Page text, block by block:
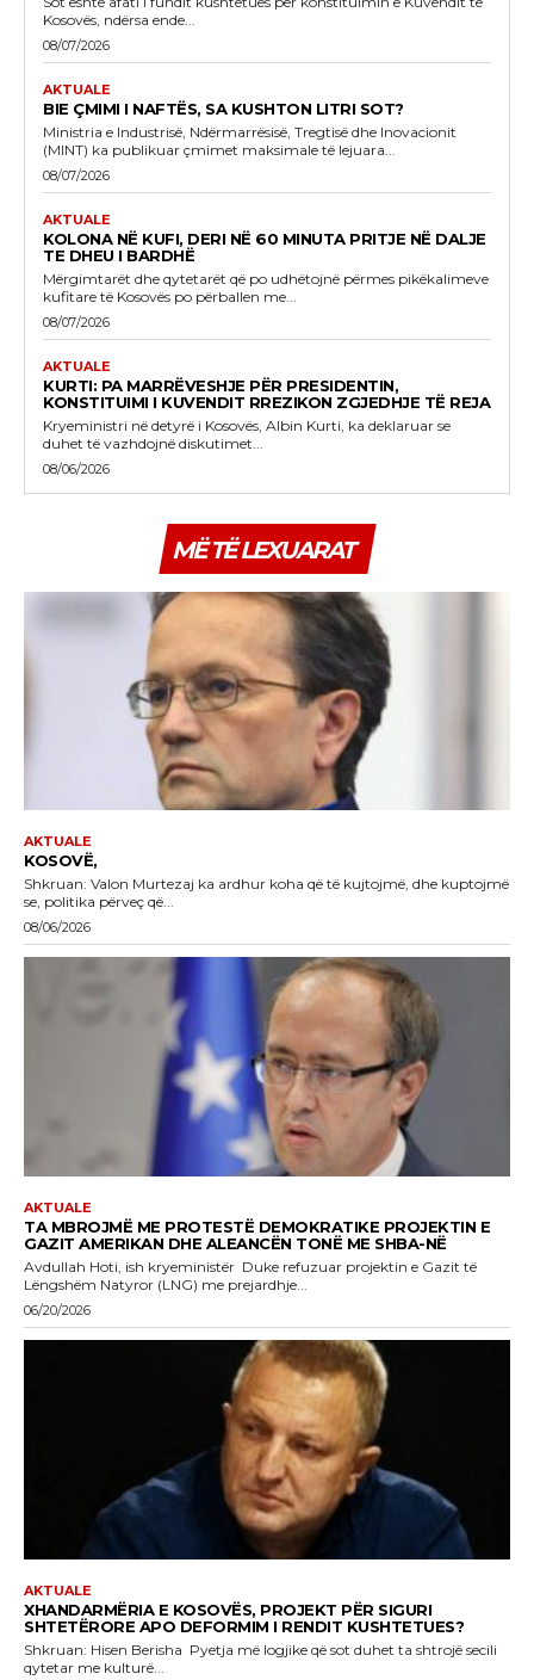
Kosovës, ndërsa ende...
08/07/2026
AKTUALE
BIE ÇMIMI I NAFTËS, SA KUSHTON LITRI SOT?
Ministria e Industrisë, Ndërmarrësisë, Tregtisë dhe Inovacionit
(MINT) ka publikuar çmimet maksimale të lejuara...
08/07/2026
AKTUALE
KOLONA NË KUFI, DERI NË 60 MINUTA PRITJE NË DALJE
TE DHEU I BARDHË
Mërgimtarët dhe qytetarët që po udhëtojnë përmes pikëkalimeve
kufitare të Kosovës po përballen me...
08/07/2026
AKTUALE
KURTI: PA MARRËVESHJE PËR PRESIDENTIN,
KONSTITUIMI I KUVENDIT RREZIKON ZGJEDHJE TË REJA
Kryeministri në detyrë i Kosovës, Albin Kurti, ka deklaruar se
duhet të vazhdojnë diskutimet...
08/06/2026
MË TË LEXUARAT
AKTUALE
KOSOVË,
Shkruan: Valon Murtezaj ka ardhur koha që të kujtojmë, dhe kuptojmë
se, politika përveç që...
08/06/2026
AKTUALE
TA MBROJMË ME PROTESTË DEMOKRATIKE PROJEKTIN E
GAZIT AMERIKAN DHE ALEANCËN TONË ME SHBA-NË
Avdullah Hoti, ish kryeministër Duke refuzuar projektin e Gazit të
Lëngshëm Natyror (LNG) me prejardhje...
06/20/2026
AKTUALE
XHANDARMËRIA E KOSOVËS, PROJEKT PËR SIGURI
SHTETËRORE APO DEFORMIM I RENDIT KUSHTETUES?
Shkruan: Hisen Berisha Pyetja më logjike që sot duhet ta shtrojë secili
qytetar me kulturë...